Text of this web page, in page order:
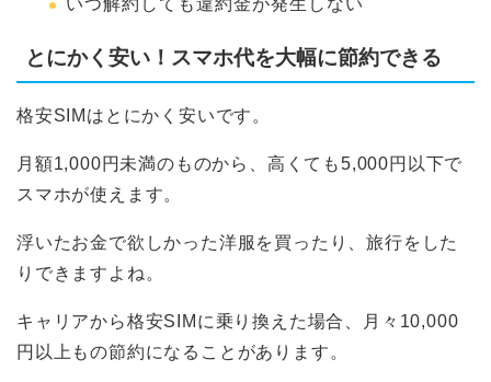
いつ解約しても違約金が発生しない
とにかく安い！スマホ代を大幅に節約できる
格安SIMはとにかく安いです。
月額1,000円未満のものから、高くても5,000円以下で
スマホが使えます。
浮いたお金で欲しかった洋服を買ったり、旅行をした
りできますよね。
キャリアから格安SIMに乗り換えた場合、月々10,000
円以上もの節約になることがあります。